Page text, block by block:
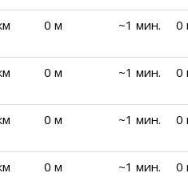
0 м ~1 мин. 0
0 м ~1 мин. 0
0 м ~1 мин. 0
0 м ~1 мин. 0